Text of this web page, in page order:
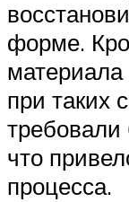
форме.
материала
при таких
что
процесса.